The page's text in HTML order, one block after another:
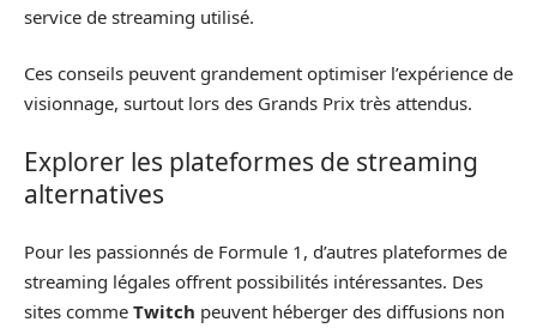
service de streaming utilisé.
Ces conseils peuvent grandement optimiser l’expérience de
visionnage, surtout lors des Grands Prix très attendus.
Explorer les plateformes de streaming
alternatives
Pour les passionnés de Formule 1, d’autres plateformes de
streaming légales offrent possibilités intéressantes. Des
sites comme Twitch peuvent héberger des diffusions non